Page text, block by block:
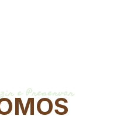
e Preservar